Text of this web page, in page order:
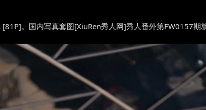
。国内写真套图[XiuRen秀人网]秀人番外第FW0157期